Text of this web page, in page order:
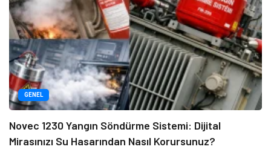
GENEL
Novec 1230 Yangın Söndürme Sistemi: Dijital
Mirasınızı Su Hasarından Nasıl Korursunuz?